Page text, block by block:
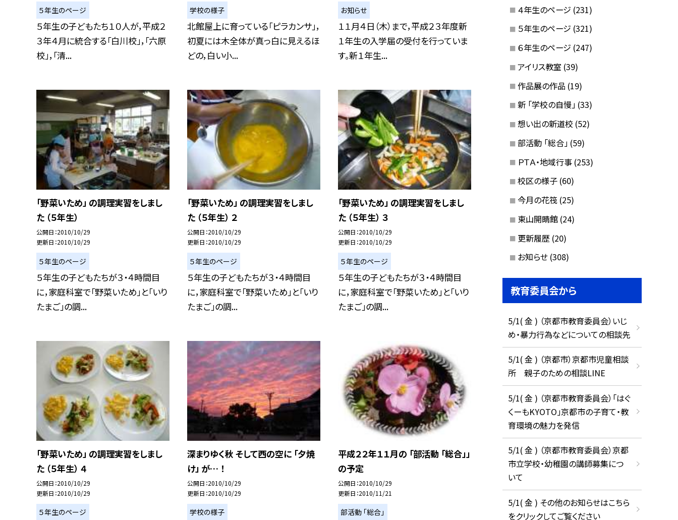
５年生のページ
５年生の子どもたち１０人が，平成２
３年４月に統合する「白川校」，「六原
校」，「清...
学校の様子
北館屋上に育っている「ピラカンサ」，
初夏には木全体が真っ白に見えるほ
どの，白い小...
お知らせ
１１月４日（木）まで，平成２３年度新
１年生の入学届の受付を行っていま
す。新１年生...
「野菜いため」 の調理実習をしまし
た （５年生）
公開日 2010/10/29
更新日 2010/10/29
５年生のページ
５年生の子どもたちが３・４時間目
に，家庭科室で「野菜いため」と「いり
たまご」の調...
「野菜いため」 の調理実習をしまし
た （５年生） ２
公開日 2010/10/29
更新日 2010/10/29
５年生のページ
５年生の子どもたちが３・４時間目
に，家庭科室で「野菜いため」と「いり
たまご」の調...
「野菜いため」 の調理実習をしまし
た （５年生） ３
公開日 2010/10/29
更新日 2010/10/29
５年生のページ
５年生の子どもたちが３・４時間目
に，家庭科室で「野菜いため」と「いり
たまご」の調...
「野菜いため」 の調理実習をしまし
た （５年生） ４
公開日 2010/10/29
更新日 2010/10/29
５年生のページ
深まりゆく秋 そして西の空に 「夕焼
け」 が… ！
公開日 2010/10/29
更新日 2010/10/29
学校の様子
平成２２年１１月の 「部活動 「総合」」
の予定
公開日 2010/10/29
更新日 2010/11/21
部活動 「総合」
４年生のページ (231)
５年生のページ (321)
６年生のページ (247)
アイリス教室 (39)
作品展の作品 (19)
新 「学校の自慢」 (33)
想い出の新道校 (52)
部活動 「総合」 (59)
ＰＴＡ・地域行事 (253)
校区の様子 (60)
今月の花筏 (25)
東山開睛館 (24)
更新履歴 (20)
お知らせ (308)
教育委員会から
5/1( 金 ) （京都市教育委員会）いじ
め・暴力行為などについての相談先
5/1( 金 ) （京都市）京都市児童相談
所 親子のための相談LINE
5/1( 金 ) （京都市教育委員会）「はぐ
くーもKYOTO」京都市の子育て・教
育環境の魅力を発信
5/1( 金 ) （京都市教育委員会）京都
市立学校・幼稚園の講師募集につ
いて
5/1( 金 ) その他のお知らせはこちら
をクリックしてご覧ください